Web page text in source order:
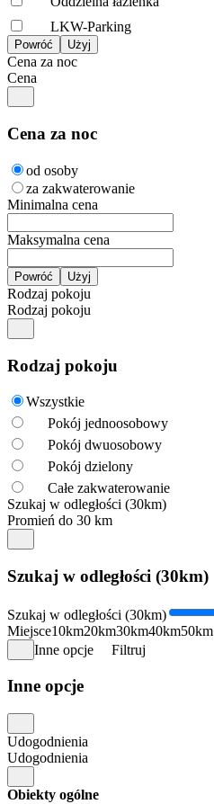
LKW-Parking
Cena za noc
Cena
Cena za noc
od osoby
za zakwaterowanie
Minimalna cena
Maksymalna cena
Rodzaj pokoju
Rodzaj pokoju
Rodzaj pokoju
Wszystkie
Pokój jednoosobowy
Pokój dwuosobowy
Pokój dzielony
Całe zakwaterowanie
Szukaj w odległości (30km)
Promień do 30 km
Szukaj w odległości (30km)
Szukaj w odległości (30km)
Miejsce10km20km30km40km50km
Inne opcje
Filtruj
Inne opcje
Udogodnienia
Udogodnienia
Obiekty ogólne